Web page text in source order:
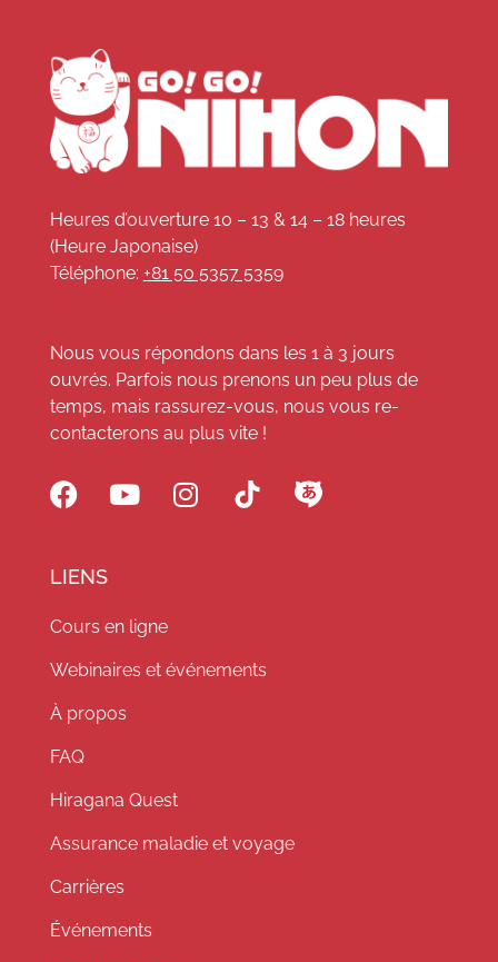
Heures d’ouverture 10 – 13 & 14 – 18 heures
(Heure Japonaise)
Téléphone: +81 50 5357 5359
Nous vous répondons dans les 1 à 3 jours
ouvrés. Parfois nous prenons un peu plus de
temps, mais rassurez-vous, nous vous re-
contacterons au plus vite !
LIENS
Cours en ligne
Webinaires et événements
À propos
FAQ
Hiragana Quest
Assurance maladie et voyage
Carrières
Événements